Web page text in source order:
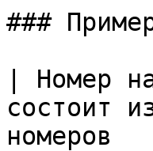
###
| Номер
состоит
номеров